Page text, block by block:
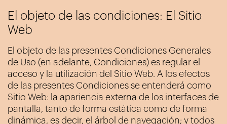
El objeto de las condiciones: El Sitio
Web
El objeto de las presentes Condiciones Generales
de Uso (en adelante, Condiciones) es regular el
acceso y la utilización del Sitio Web. A los efectos
de las presentes Condiciones se entenderá como
Sitio Web: la apariencia externa de los interfaces de
pantalla, tanto de forma estática como de forma
dinámica, es decir, el árbol de navegación; y todos